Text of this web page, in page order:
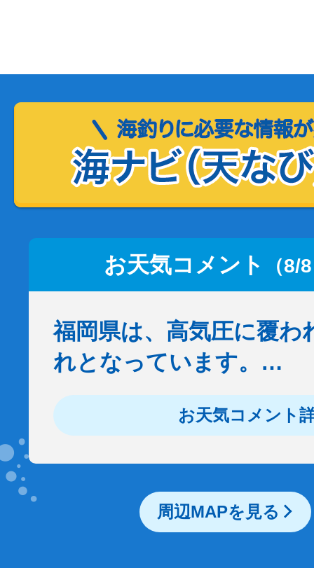
お天気コメント （8/
福岡県は、高気圧に覆わ
れとなっています。…
お天気コメント
周辺MAPを見る